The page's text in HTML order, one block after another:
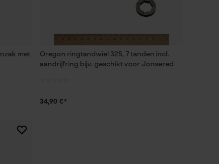
met
Oregon ringtandwiel 325, 7 tanden incl.
aandrijfring bijv. geschikt voor Jonsered
34,90 €*